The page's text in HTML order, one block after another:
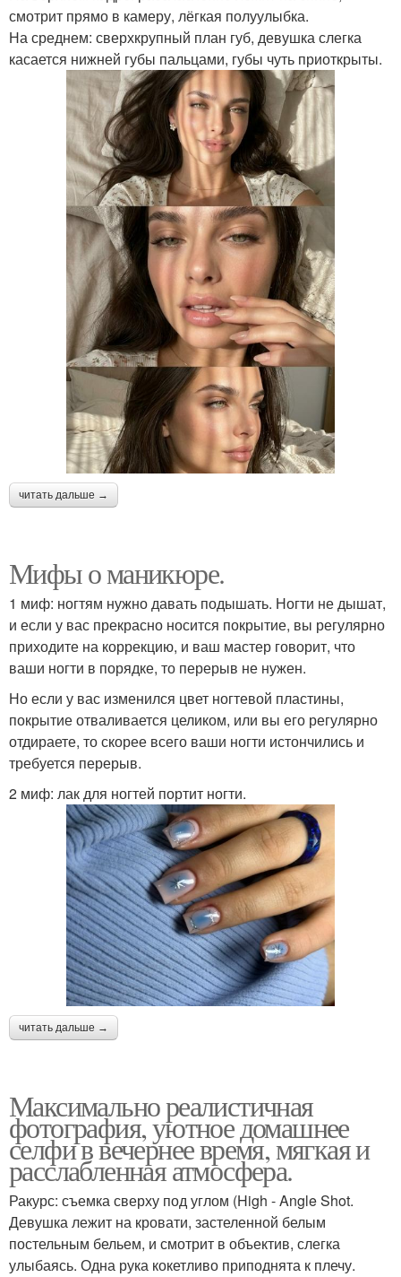
смотрит прямо в камеру, лёгкая полуулыбка.
На среднем: сверхкрупный план губ, девушка слегка
касается нижней губы пальцами, губы чуть приоткрыты.
читать дальше →
Мифы о маникюре.
1 миф: ногтям нужно давать подышать. Ногти не дышат,
и если у вас прекрасно носится покрытие, вы регулярно
приходите на коррекцию, и ваш мастер говорит, что
ваши ногти в порядке, то перерыв не нужен.
Но если у вас изменился цвет ногтевой пластины,
покрытие отваливается целиком, или вы его регулярно
отдираете, то скорее всего ваши ногти истончились и
требуется перерыв.
2 миф: лак для ногтей портит ногти.
читать дальше →
Максимально реалистичная
фотография, уютное домашнее
селфи в вечернее время, мягкая и
расслабленная атмосфера.
Ракурс: съемка сверху под углом (High - Angle Shot.
Девушка лежит на кровати, застеленной белым
постельным бельем, и смотрит в объектив, слегка
улыбаясь. Одна рука кокетливо приподнята к плечу.